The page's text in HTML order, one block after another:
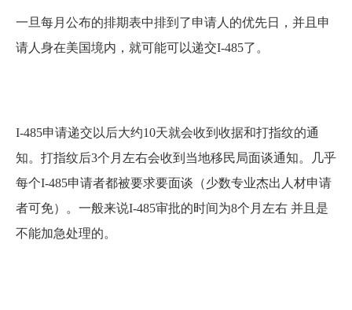
一旦每月公布的排期表中排到了申请人的优先日，并且申
请人身在美国境内，就可能可以递交I-485了。
I-485申请递交以后大约10天就会收到收据和打指纹的通
知。打指纹后3个月左右会收到当地移民局面谈通知。几乎
每个I-485申请者都被要求要面谈（少数专业杰出人材申请
者可免）。一般来说I-485审批的时间为8个月左右 并且是
不能加急处理的。